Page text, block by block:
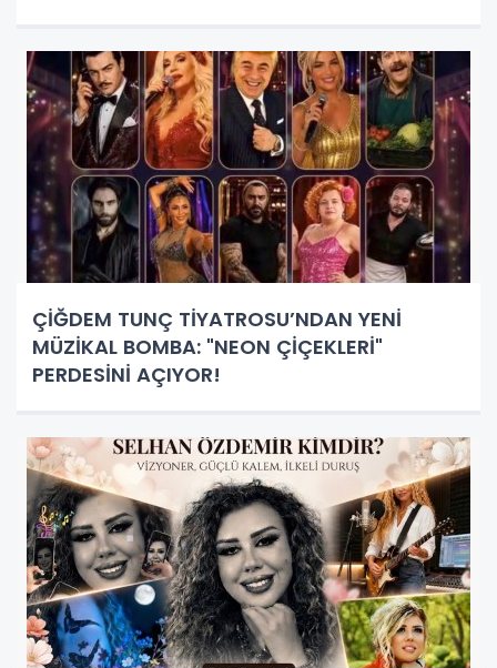
ÇİĞDEM TUNÇ TİYATROSU’NDAN YENİ
MÜZİKAL BOMBA: "NEON ÇİÇEKLERİ"
PERDESİNİ AÇIYOR!